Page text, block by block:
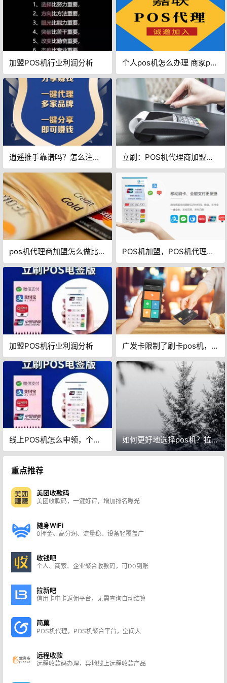
加盟POS机行业利润分析
个人pos机怎么办理 商家pos
机手续费 扫码pos机申请
逍遥推手靠谱吗？怎么注册
逍遥推手？
立刷：POS机代理商加盟需
要知道哪些事？
pos机代理商加盟怎么做比较
好呢？
POS机加盟，POS机代理商
谨慎入坑的圈套
加盟POS机行业利润分析
广发卡限制了刷卡pos机，相
关破解教程！
线上POS机怎么申领，个人
POS机免费办，远离这类
如何更好地选择pos机？拉卡
拉POS机安全吗
重点推荐
美团收款码
美团收款码，一键好评，增加排名曝光
随身WiFi
0押金、高分润、流量稳、设备轻覆盖广
收钱吧
个人、商家、企业聚合收款码，可D0到账
拉新吧
信用卡申卡返佣平台，无需查询自动结算
简菓
POS机代理，POS机聚合平台，空间大
远程收款
远程收款码办理，异地线上远程收款产品